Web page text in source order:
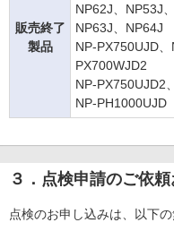
販売終了
製品
NP62J、NP53J
NP63J、NP64J
NP-PX750UJD
PX700WJD2
NP-PX750UJD2
NP-PH1000UJD
３．点検申請のご依
点検のお申し込みは、以下